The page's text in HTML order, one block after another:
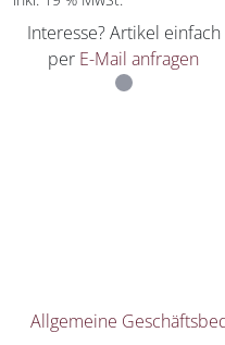
Interesse? Artikel einfach
per E-Mail anfragen
Allgemeine